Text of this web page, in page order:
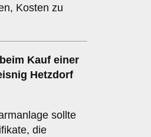
Kosten zu
Kauf einer
Hetzdorf
sollte
die